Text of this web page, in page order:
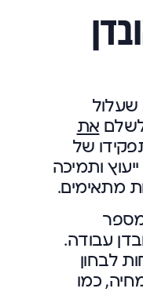
שעלול
את
של
ותמיכה
מתאימים.
מספר
עבודה.
לבחון
כמו